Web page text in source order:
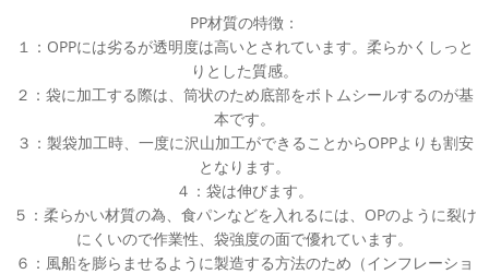
PP材質の特徴：
１：OPPには劣るが透明度は高いとされています。柔らかくしっと
りとした質感。
２：袋に加工する際は、筒状のため底部をボトムシールするのが基
本です。
３：製袋加工時、一度に沢山加工ができることからOPPよりも割安
となります。
４：袋は伸びます。
５：柔らかい材質の為、食パンなどを入れるには、OPのように裂け
にくいので作業性、袋強度の面で優れています。
６：風船を膨らませるように製造する方法のため（インフレーショ